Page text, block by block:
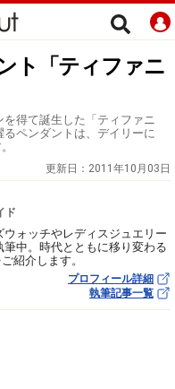
ト「ティファニ
得て誕生した「ティファニ
ペンダントは、デイリーに
更新日： 2011年10月03日
ド
ォッチやレディスジュエリー
中。時代とともに移り変わる
紹介します。
プロフィール詳細
執筆記事一覧